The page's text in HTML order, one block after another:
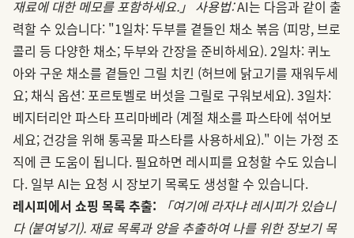
재료에 대한 메모를 포함하세요.」 사용법:AI는 다음과 같이 출
력할 수 있습니다: "1일차: 두부를 곁들인 채소 볶음 (피망, 브로
콜리 등 다양한 채소; 두부와 간장을 준비하세요). 2일차: 퀴노
아와 구운 채소를 곁들인 그릴 치킨 (허브에 닭고기를 재워두세
요; 채식 옵션: 포르토벨로 버섯을 그릴로 구워보세요). 3일차:
베지터리안 파스타 프리마베라 (계절 채소를 파스타에 섞어보
세요; 건강을 위해 통곡물 파스타를 사용하세요)." 이는 가정 조
직에 큰 도움이 됩니다. 필요하면 레시피를 요청할 수도 있습니
다. 일부 AI는 요청 시 장보기 목록도 생성할 수 있습니다.
레시피에서 쇼핑 목록 추출:
「여기에 라자냐 레시피가 있습니
다 (붙여넣기). 재료 목록과 양을 추출하여 나를 위한 장보기 목